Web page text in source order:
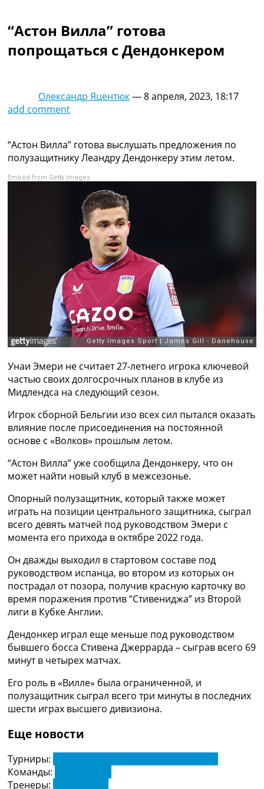
Турниры
Чемпионат Мира
Украина. Премьер-Лига
Испания. Ла Лига
Другие Турниры >>>
Таблицы групп Чемпионата Мира
Украина. Премьер-Лига
Украина. Первая Лига
Лига Чемпионов. Таблицы групп
Англия. Премьер-Лига
Испания. Ла Лига
Все таблицы >>>
Рейтинг стран УЕФА
Рейтинг клубов УЕФА
Рейтинг ФИФА
ТВ программа
Categories
Главная
Новости футбола
Видео
Трансферы
Новости футбола Украины
Последние комментарии
Конкурс прогнозов
Логин
Рейтинги
Коллективный прогноз
Турниры
Чемпионат Мира
Украина. Премьер-Лига
Лига Чемпионов
Англия. Премьер Лига
Испания. Ла Лига
Другие Турниры >>>
Таблицы
Таблицы групп Чемпионата Мира
Украина. Премьер-Лига
Украина. Первая Лига
Лига Чемпионов. Таблицы групп
Англия. Премьер-Лига
Испания. Ла Лига
Все таблицы >>>
Рейтинг стран УЕФА
ТВ программа
“Астон Вилла” готова
попрощаться с Дендонкером
Олександр Яцентюк—8 апреля, 2023, 18:17
add comment
“Астон Вилла” готова выслушать предложения по
полузащитнику Леандру Дендонкеру этим летом.
Embed from Getty Images
Унаи Эмери не считает 27-летнего игрока ключевой
частью своих долгосрочных планов в клубе из
Мидлендса на следующий сезон.
Игрок сборной Бельгии изо всех сил пытался оказать
влияние после присоединения на постоянной
основе с «Волков» прошлым летом.
“Астон Вилла” уже сообщила Дендонкеру, что он
может найти новый клуб в межсезонье.
Опорный полузащитник, который также может
играть на позиции центрального защитника, сыграл
всего девять матчей под руководством Эмери с
момента его прихода в октябре 2022 года.
Он дважды выходил в стартовом составе под
руководством испанца, во втором из которых он
пострадал от позора, получив красную карточку во
время поражения против “Стивениджа” из Второй
лиги в Кубке Англии.
Дендонкер играл еще меньше под руководством
бывшего босса Стивена Джеррарда – сыграв всего 69
минут в четырех матчах.
Его роль в «Вилле» была ограниченной, и
полузащитник сыграл всего три минуты в последних
шести играх высшего дивизиона.
Еще новости
Турниры:
Команды:
Тренеры: